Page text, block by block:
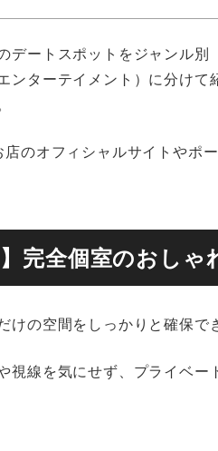
デートスポットをジャンル
ンターテイメント）に分け
のオフィシャルサイトやポ
完全個室のおしゃ
けの空間をしっかりと確保で
視線を気にせず、プライベー